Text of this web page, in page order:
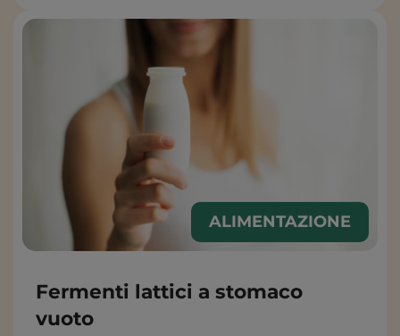
ALIMENTAZIONE
Fermenti lattici a stomaco
vuoto